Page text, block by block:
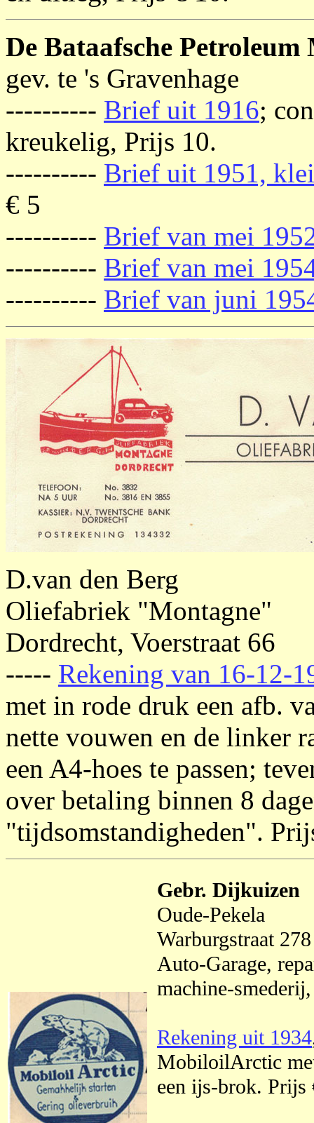
De Bataafsche
gev. te 's Gravenhage
---------- Brief uit 1916;
kreukelig, Prijs 10.
---------- Brief uit 1951,
€ 5
---------- Brief van mei
---------- Brief van mei
---------- Brief van juni
D.van den Berg
Oliefabriek "Montagne"
Dordrecht, Voerstraat 66
----- Rekening van 16-12-
met in rode druk een afb.
nette vouwen en de linker
een A4-hoes te passen;
over betaling binnen 8
"tijdsomstandigheden".
Gebr. Dijkuizen
Oude-Pekela
Warburgstraat
Auto-Garage,
machine-
Rekening uit 1934
MobiloilArctic
een ijs-brok. Prijs